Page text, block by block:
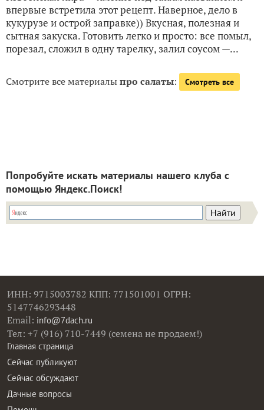
впервые встретила этот рецепт. Наверное, дело в
кукурузе и острой заправке)) Вкусная, полезная и
сытная закуска. Готовить легко и просто: все помыл,
порезал, сложил в одну тарелку, залил соусом —...
Смотрите все материалыпро салаты: Смотреть все
Попробуйте искать материалы нашего клуба с
помощью Яндекс.Поиск!
ИНН: 9715003782 КПП: 771501001 ОГРН:
5147746293448
Email: info@7dach.ru
Тел: +7 (916) 710-7449 (семена не продаем!)
Главная страница
Сейчас публикуют
Сейчас обсуждают
Дачные вопросы